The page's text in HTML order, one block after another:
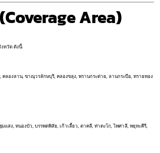
Area)
หวัด ดังนี้:
, คลองลาน, ขาณุวรลักษบุรี, คลองขลุง, พรานกระต่าย, ลานกระบือ, ทรายทอง
มแสง, หนองบัว, บรรพตพิสัย, เก้าเลี้ยว, ตาคลี, ท่าตะโก, ไพศาลี, พยุหะคีรี,